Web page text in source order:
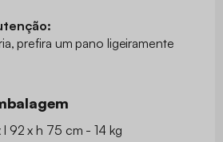
prefira um pano ligeiramente
l 92 x h 75 cm - 14 kg